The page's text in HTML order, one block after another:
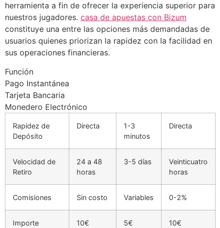
panel
panel
panel
panel
panel
panel
Panel
Panel
oku
herramienta a fin de ofrecer la experiencia superior para
nuestros jugadores. casa de apuestas con Bizum
constituye una entre las opciones más demandadas de
usuarios quienes priorizan la rapidez con la facilidad en
sus operaciones financieras.
Función
Pago Instantánea
Tarjeta Bancaria
Monedero Electrónico
Rapidez de
Depósito
Directa
1-3
minutos
Directa
Velocidad de
Retiro
24 a 48
horas
3-5 días
Veinticuatro
horas
Comisiones Sin costo Variables 0-2%
Importe
10€ 5€ 10€